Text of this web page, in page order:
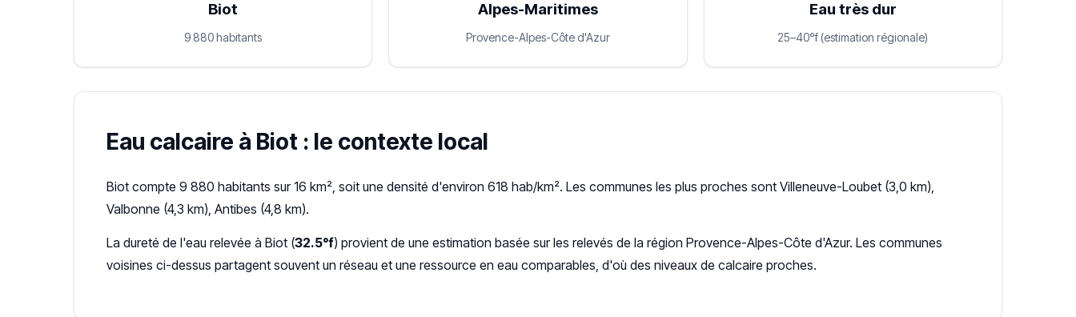
Biot
9 880 habitants
Alpes-Maritimes
Provence-Alpes-Côte d'Azur
Eau très dur
25–40°f (estimation régionale)
Eau calcaire à Biot : le contexte local
Biot compte 9 880 habitants sur 16 km², soit une densité d'environ 618 hab/km². Les communes les plus proches sont Villeneuve-Loubet (3,0 km),
Valbonne (4,3 km), Antibes (4,8 km).
La dureté de l'eau relevée à Biot (32.5°f) provient de une estimation basée sur les relevés de la région Provence-Alpes-Côte d'Azur. Les communes
voisines ci-dessus partagent souvent un réseau et une ressource en eau comparables, d'où des niveaux de calcaire proches.